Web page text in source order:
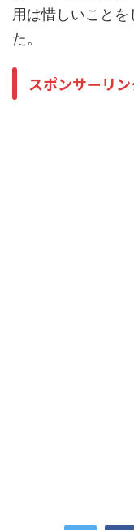
用は惜しいこと
た。
スポンサーリン